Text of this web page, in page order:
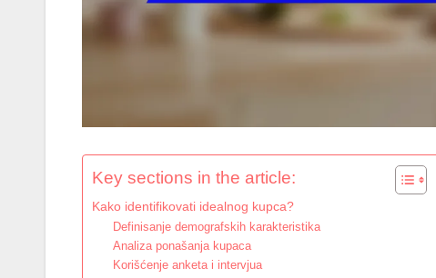
Key sections in the article:
Kako identifikovati idealnog kupca?
Definisanje demografskih karakteristika
Analiza ponašanja kupaca
Korišćenje anketa i intervjua